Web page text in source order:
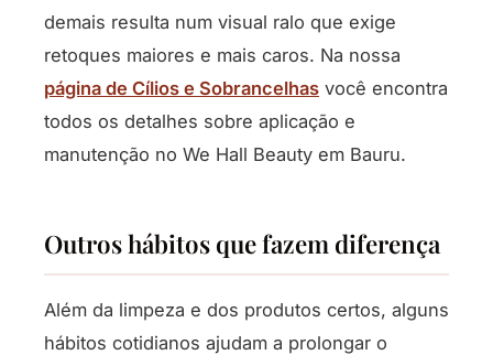
demais resulta num visual ralo que exige
retoques maiores e mais caros. Na nossa
página de Cílios e Sobrancelhas você encontra
todos os detalhes sobre aplicação e
manutenção no We Hall Beauty em Bauru.
Outros hábitos que fazem diferença
Além da limpeza e dos produtos certos, alguns
hábitos cotidianos ajudam a prolongar o